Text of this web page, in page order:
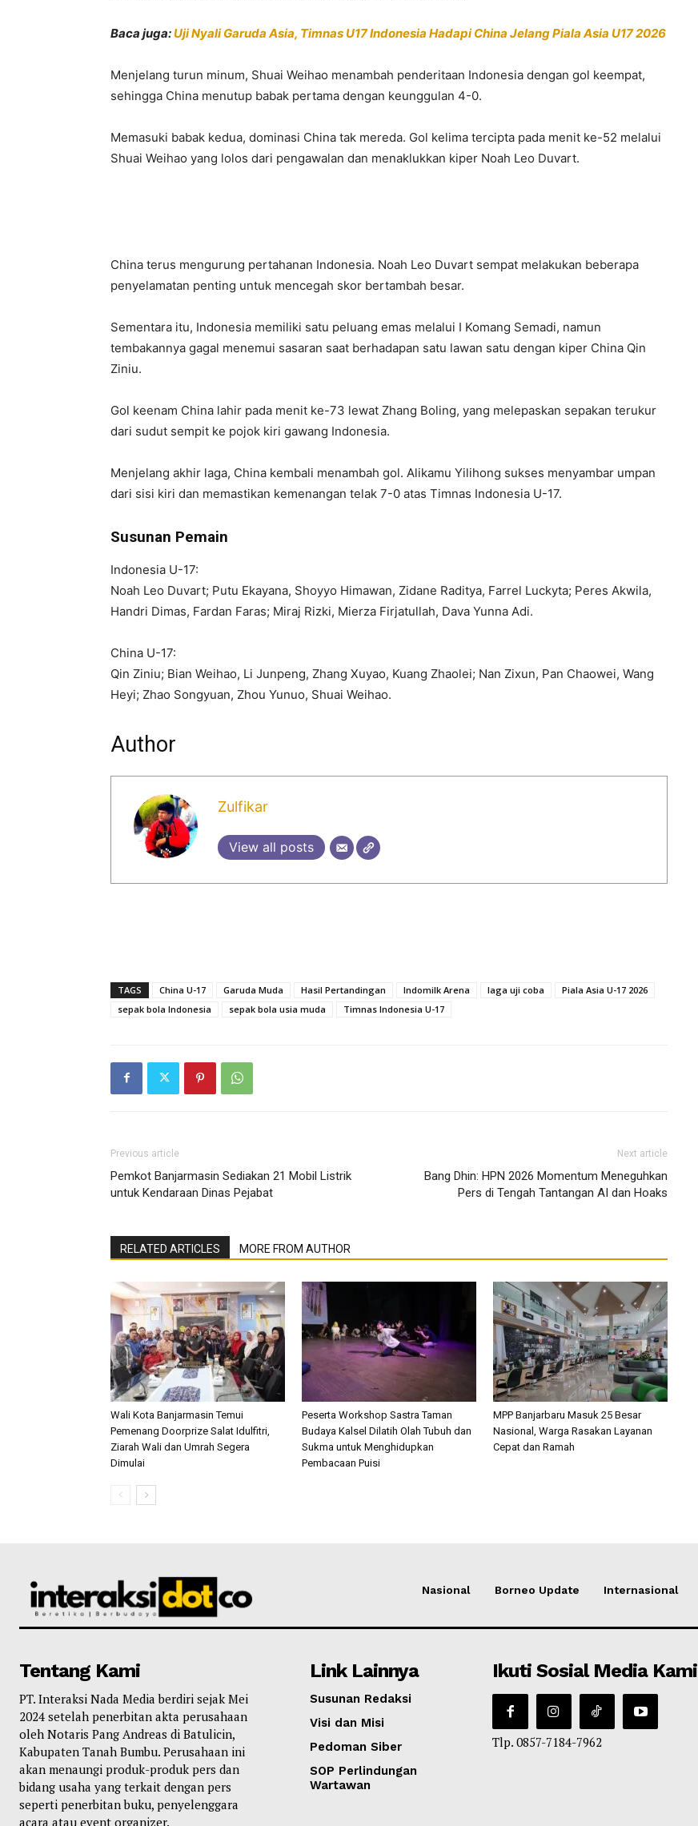
Baca juga:Uji Nyali Garuda Asia, Timnas U17 Indonesia Hadapi China Jelang Piala Asia U17 2026
Menjelang turun minum, Shuai Weihao menambah penderitaan Indonesia dengan gol keempat,
sehingga China menutup babak pertama dengan keunggulan 4-0.
Memasuki babak kedua, dominasi China tak mereda. Gol kelima tercipta pada menit ke-52 melalui
Shuai Weihao yang lolos dari pengawalan dan menaklukkan kiper Noah Leo Duvart.
China terus mengurung pertahanan Indonesia. Noah Leo Duvart sempat melakukan beberapa
penyelamatan penting untuk mencegah skor bertambah besar.
Sementara itu, Indonesia memiliki satu peluang emas melalui I Komang Semadi, namun
tembakannya gagal menemui sasaran saat berhadapan satu lawan satu dengan kiper China Qin
Ziniu.
Gol keenam China lahir pada menit ke-73 lewat Zhang Boling, yang melepaskan sepakan terukur
dari sudut sempit ke pojok kiri gawang Indonesia.
Menjelang akhir laga, China kembali menambah gol. Alikamu Yilihong sukses menyambar umpan
dari sisi kiri dan memastikan kemenangan telak 7-0 atas Timnas Indonesia U-17.
Susunan Pemain
Indonesia U-17:
Noah Leo Duvart; Putu Ekayana, Shoyyo Himawan, Zidane Raditya, Farrel Luckyta; Peres Akwila,
Handri Dimas, Fardan Faras; Miraj Rizki, Mierza Firjatullah, Dava Yunna Adi.
China U-17:
Qin Ziniu; Bian Weihao, Li Junpeng, Zhang Xuyao, Kuang Zhaolei; Nan Zixun, Pan Chaowei, Wang
Heyi; Zhao Songyuan, Zhou Yunuo, Shuai Weihao.
Author
Zulfikar
View all posts
TAGS China U-17 Garuda Muda Hasil Pertandingan Indomilk Arena laga uji coba
Piala Asia U-17 2026
sepak bola Indonesia
sepak bola usia muda Timnas Indonesia U-17
Previous article
Pemkot Banjarmasin Sediakan 21 Mobil Listrik
untuk Kendaraan Dinas Pejabat
Next article
Bang Dhin: HPN 2026 Momentum Meneguhkan
Pers di Tengah Tantangan AI dan Hoaks
RELATED ARTICLES MORE FROM AUTHOR
Wali Kota Banjarmasin Temui
Pemenang Doorprize Salat Idulfitri,
Ziarah Wali dan Umrah Segera
Dimulai
Peserta Workshop Sastra Taman
Budaya Kalsel Dilatih Olah Tubuh dan
Sukma untuk Menghidupkan
Pembacaan Puisi
MPP Banjarbaru Masuk 25 Besar
Nasional, Warga Rasakan Layanan
Cepat dan Ramah
Nasional Borneo Update Internasional
Tentang Kami
PT. Interaksi Nada Media berdiri sejak Mei
2024 setelah penerbitan akta perusahaan
oleh Notaris Pang Andreas di Batulicin,
Kabupaten Tanah Bumbu. Perusahaan ini
akan menaungi produk-produk pers dan
bidang usaha yang terkait dengan pers
seperti penerbitan buku, penyelenggara
acara atau event organizer.
Link Lainnya
Susunan Redaksi
Visi dan Misi
Pedoman Siber
SOP Perlindungan
Wartawan
Ikuti Sosial Media Kami
Tlp. 0857-7184-7962